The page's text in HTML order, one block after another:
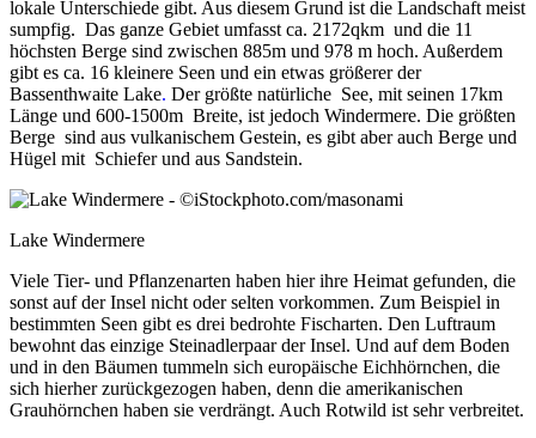
lokale Unterschiede gibt. Aus diesem Grund ist die Landschaft meist
sumpfig. Das ganze Gebiet umfasst ca. 2172qkm und die 11
höchsten Berge sind zwischen 885m und 978 m hoch. Außerdem
gibt es ca. 16 kleinere Seen und ein etwas größerer der
Bassenthwaite Lake. Der größte natürliche See, mit seinen 17km
Länge und 600-1500m Breite, ist jedoch Windermere. Die größten
Berge sind aus vulkanischem Gestein, es gibt aber auch Berge und
Hügel mit Schiefer und aus Sandstein.
Lake Windermere
Viele Tier- und Pflanzenarten haben hier ihre Heimat gefunden, die
sonst auf der Insel nicht oder selten vorkommen. Zum Beispiel in
bestimmten Seen gibt es drei bedrohte Fischarten. Den Luftraum
bewohnt das einzige Steinadlerpaar der Insel. Und auf dem Boden
und in den Bäumen tummeln sich europäische Eichhörnchen, die
sich hierher zurückgezogen haben, denn die amerikanischen
Grauhörnchen haben sie verdrängt. Auch Rotwild ist sehr verbreitet.